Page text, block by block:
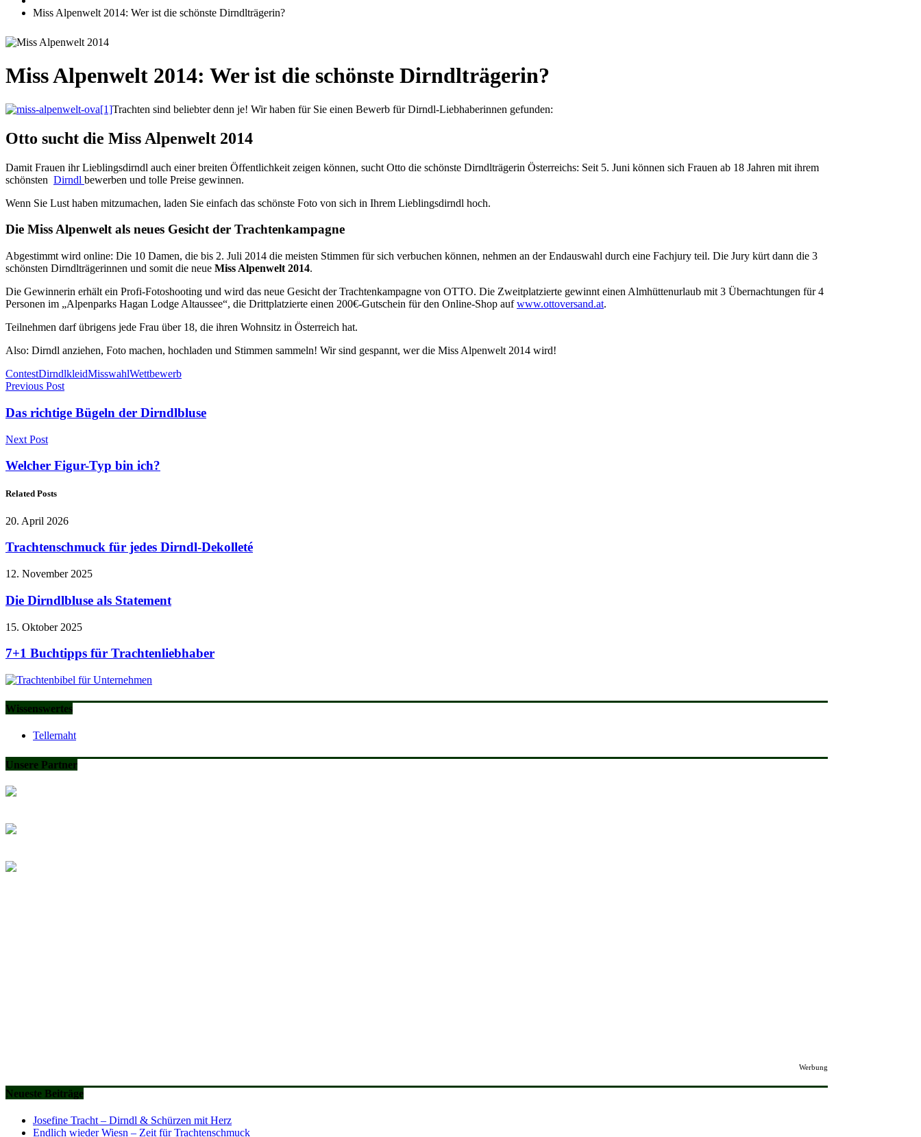
Miss Alpenwelt 2014: Wer ist die schönste Dirndlträgerin?
Miss Alpenwelt 2014: Wer ist die schönste Dirndlträgerin?
Trachten sind beliebter denn je! Wir haben für Sie einen Bewerb für Dirndl-Liebhaberinnen gefunden:
Otto sucht die Miss Alpenwelt 2014
Damit Frauen ihr Lieblingsdirndl auch einer breiten Öffentlichkeit zeigen können, sucht Otto die schönste Dirndlträgerin Österreichs: Seit 5. Juni können sich Frauen ab 18 Jahren mit ihrem
schönsten Dirndl bewerben und tolle Preise gewinnen.
Wenn Sie Lust haben mitzumachen, laden Sie einfach das schönste Foto von sich in Ihrem Lieblingsdirndl hoch.
Die Miss Alpenwelt als neues Gesicht der Trachtenkampagne
Abgestimmt wird online: Die 10 Damen, die bis 2. Juli 2014 die meisten Stimmen für sich verbuchen können, nehmen an der Endauswahl durch eine Fachjury teil. Die Jury kürt dann die 3
schönsten Dirndlträgerinnen und somit die neue Miss Alpenwelt 2014.
Die Gewinnerin erhält ein Profi-Fotoshooting und wird das neue Gesicht der Trachtenkampagne von OTTO. Die Zweitplatzierte gewinnt einen Almhüttenurlaub mit 3 Übernachtungen für 4
Personen im „Alpenparks Hagan Lodge Altaussee“, die Drittplatzierte einen 200€-Gutschein für den Online-Shop aufwww.ottoversand.at.
Teilnehmen darf übrigens jede Frau über 18, die ihren Wohnsitz in Österreich hat.
Also: Dirndl anziehen, Foto machen, hochladen und Stimmen sammeln! Wir sind gespannt, wer die Miss Alpenwelt 2014 wird!
ContestDirndlkleidMisswahlWettbewerb
Previous Post
Das richtige Bügeln der Dirndlbluse
Next Post
Welcher Figur-Typ bin ich?
Related Posts
20. April 2026
Trachtenschmuck für jedes Dirndl-Dekolleté
12. November 2025
Die Dirndlbluse als Statement
15. Oktober 2025
7+1 Buchtipps für Trachtenliebhaber
Wissenswertes
Tellernaht
Unsere Partner
Werbung
Neueste Beiträge
Josefine Tracht – Dirndl & Schürzen mit Herz
Endlich wieder Wiesn – Zeit für Trachtenschmuck